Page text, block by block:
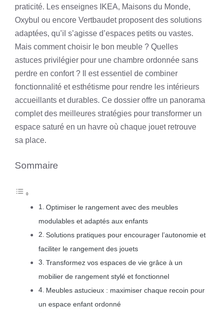
praticité. Les enseignes IKEA, Maisons du Monde,
Oxybul ou encore Vertbaudet proposent des solutions
adaptées, qu’il s’agisse d’espaces petits ou vastes.
Mais comment choisir le bon meuble ? Quelles
astuces privilégier pour une chambre ordonnée sans
perdre en confort ? Il est essentiel de combiner
fonctionnalité et esthétisme pour rendre les intérieurs
accueillants et durables. Ce dossier offre un panorama
complet des meilleures stratégies pour transformer un
espace saturé en un havre où chaque jouet retrouve
sa place.
Sommaire
Optimiser le rangement avec des meubles
modulables et adaptés aux enfants
Solutions pratiques pour encourager l’autonomie et
faciliter le rangement des jouets
Transformez vos espaces de vie grâce à un
mobilier de rangement stylé et fonctionnel
Meubles astucieux : maximiser chaque recoin pour
un espace enfant ordonné